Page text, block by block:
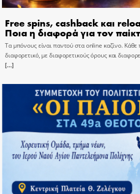
Free spins, cashback και
Ποια η διαφορά για τον
Τα μπόνους είναι παντού στα online καζίνο.
διαφορετικό, με διαφορετικούς όρους και
[…]